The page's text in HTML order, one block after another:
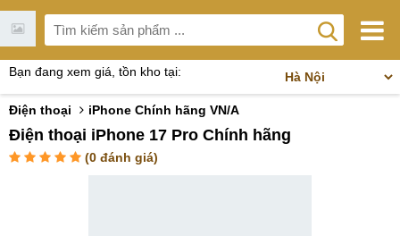
Bạn đang xem giá, tồn kho tại:
Điện thoại iPhone Chính hãng VN/A
Điện thoại iPhone 17 Pro Chính hãng
(0 đánh giá)